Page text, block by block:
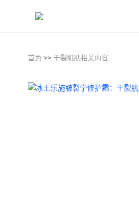
首页 >> 干裂肌肤相关内容